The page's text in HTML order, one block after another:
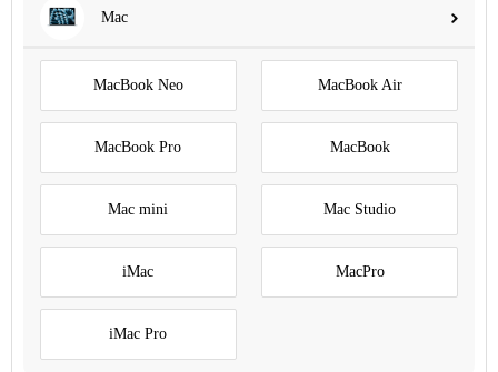
Mac
MacBook Neo MacBook Air
MacBook Pro MacBook
Mac mini Mac Studio
iMac MacPro
iMac Pro